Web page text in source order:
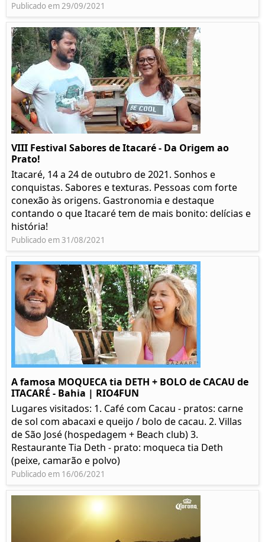
Publicado em 29/09/2021
VIII Festival Sabores de Itacaré - Da Origem ao
Prato!
Itacaré, 14 a 24 de outubro de 2021. Sonhos e
conquistas. Sabores e texturas. Pessoas com forte
conexão às origens. Gastronomia e destaque
contando o que Itacaré tem de mais bonito: delícias e
história!
Publicado em 31/08/2021
A famosa MOQUECA tia DETH + BOLO de CACAU de
ITACARÉ - Bahia | RIO4FUN
Lugares visitados: 1. Café com Cacau - pratos: carne
de sol com abacaxi e queijo / bolo de cacau. 2. Villas
de São José (hospedagem + Beach club) 3.
Restaurante Tia Deth - prato: moqueca tia Deth
(peixe, camarão e polvo)
Publicado em 16/06/2021